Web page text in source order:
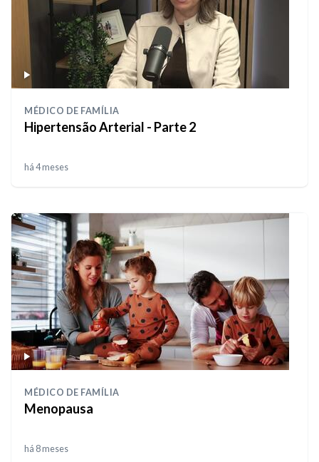
MÉDICO DE FAMÍLIA
Hipertensão Arterial - Parte 2
há 4 meses
MÉDICO DE FAMÍLIA
Menopausa
há 8 meses